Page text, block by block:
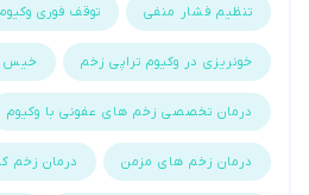
تنظیم فشار منفی توقف فوری وکیوم
خونریزی در وکیوم تراپی زخم خیس
درمان تخصصی زخم های عفونی با وکیوم
درمان زخم های مزمن درمان زخم